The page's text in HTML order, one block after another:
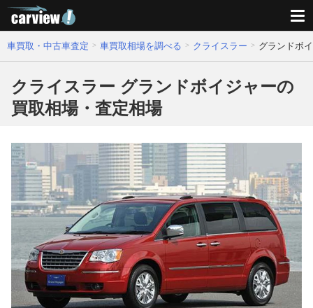
車買取・中古車査定 車買取相場を調べる クライスラー グランドボ
クライスラー グランドボイジャーの
買取相場・査定相場